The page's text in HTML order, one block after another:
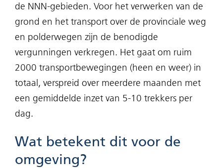
de NNN-gebieden. Voor het verwerken van de
grond en het transport over de provinciale weg
en polderwegen zijn de benodigde
vergunningen verkregen. Het gaat om ruim
2000 transportbewegingen (heen en weer) in
totaal, verspreid over meerdere maanden met
een gemiddelde inzet van 5-10 trekkers per
dag.
Wat betekent dit voor de
omgeving?